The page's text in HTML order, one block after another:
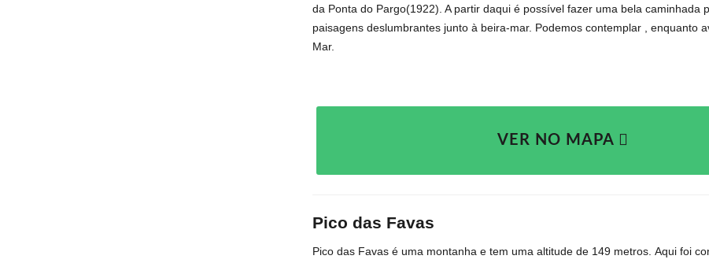
da Ponta do Pargo(1922). A partir daqui é possível fazer uma bela caminhada
paisagens deslumbrantes junto à beira-mar. Podemos contemplar , enquanto
Mar.
VER NO MAPA
Pico das Favas
Pico das Favas é uma montanha e tem uma altitude de 149 metros. Aqui foi